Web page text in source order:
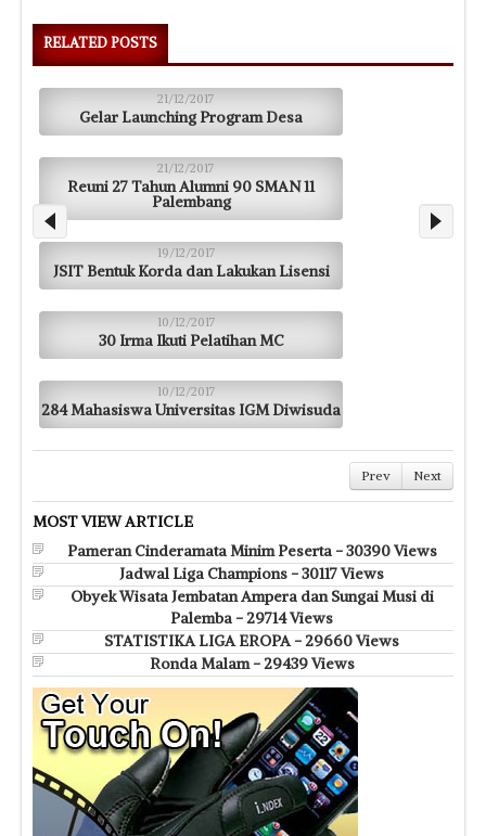
RELATED POSTS
21/12/2017
Gelar Launching Program Desa
21/12/2017
Reuni 27 Tahun Alumni 90 SMAN 11
Palembang
19/12/2017
JSIT Bentuk Korda dan Lakukan Lisensi
10/12/2017
30 Irma Ikuti Pelatihan MC
10/12/2017
284 Mahasiswa Universitas IGM Diwisuda
Prev Next
MOST VIEW ARTICLE
Pameran Cinderamata Minim Peserta - 30390 Views
Jadwal Liga Champions - 30117 Views
Obyek Wisata Jembatan Ampera dan Sungai Musi di
Palemba - 29714 Views
STATISTIKA LIGA EROPA - 29660 Views
Ronda Malam - 29439 Views